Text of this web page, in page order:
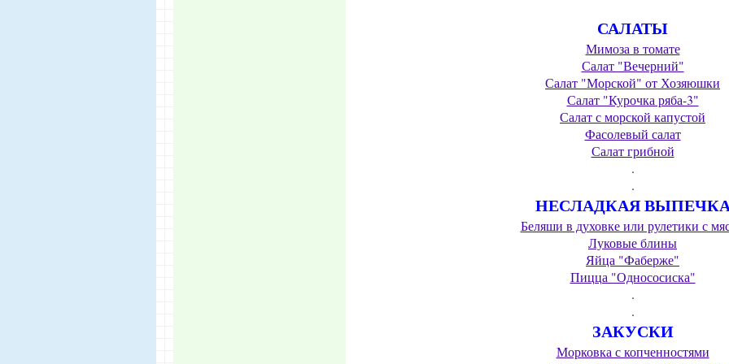
САЛАТЫ
Мимоза в томате
Салат "Вечерний"
Салат "Морской" от Хозяюшки
Салат "Курочка ряба-3"
Салат с морской капустой
Фасолевый салат
Салат грибной
.
.
НЕСЛАДКАЯ
Беляши в духовке или рулетики с
Луковые блины
Яйца "Фаберже"
Пицца "Однососиска"
.
.
ЗАКУСКИ
Морковка с копченностями